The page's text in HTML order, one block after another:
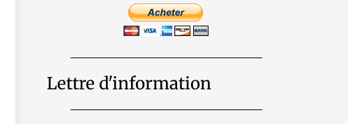
Lettre d'information